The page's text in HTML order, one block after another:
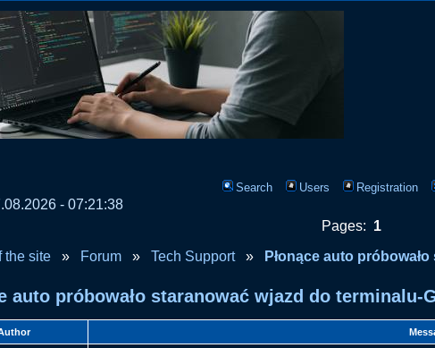
Search Users Registration
- 07:21:38
Pages: 1
the site
» Forum » Tech Support » Płonące auto
auto próbowało staranować wjazd do terminalu-